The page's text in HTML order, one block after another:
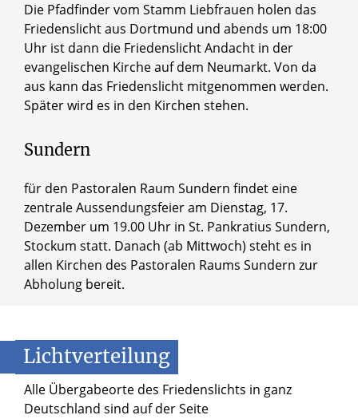
Die Pfadfinder vom Stamm Liebfrauen holen das
Friedenslicht aus Dortmund und abends um 18:00
Uhr ist dann die Friedenslicht Andacht in der
evangelischen Kirche auf dem Neumarkt. Von da
aus kann das Friedenslicht mitgenommen werden.
Später wird es in den Kirchen stehen.
Sundern
für den Pastoralen Raum Sundern findet eine
zentrale Aussendungsfeier am Dienstag, 17.
Dezember um 19.00 Uhr in St. Pankratius Sundern,
Stockum statt. Danach (ab Mittwoch) steht es in
allen Kirchen des Pastoralen Raums Sundern zur
Abholung bereit.
Lichtverteilung
Alle Übergabeorte des Friedenslichts in ganz
Deutschland sind auf der Seite